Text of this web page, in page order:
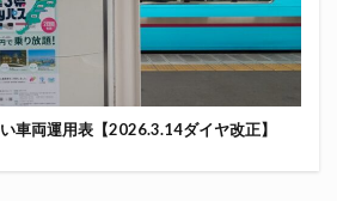
車両運用表【2026.3.14ダイヤ改正】